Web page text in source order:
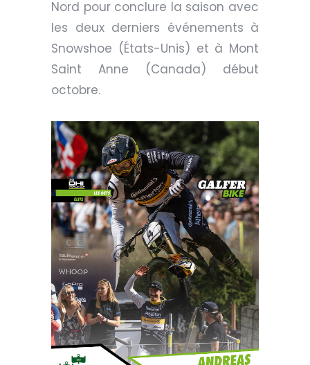
Nord pour conclure la saison avec
les deux derniers événements à
Snowshoe (États-Unis) et à Mont
Saint Anne (Canada) début
octobre.